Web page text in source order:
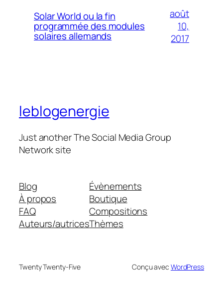
Solar World ou la fin
programmée des modules
solaires allemands
août
10,
2017
leblogenergie
Just another The Social Media Group
Network site
Blog
À propos
FAQ
Auteurs/autrices
Évènements
Boutique
Compositions
Thèmes
Twenty Twenty-Five Conçu avec WordPress